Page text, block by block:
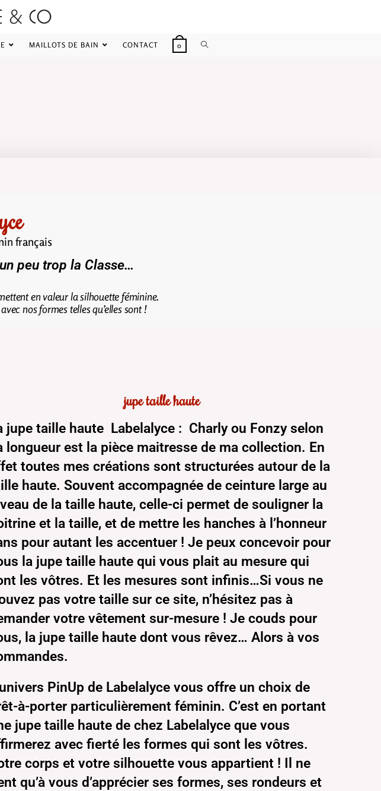
MAILLOTS DE BAIN CONTACT 0
français
peu trop la Classe…
en valeur la silhouette féminine.
nos formes telles qu’elles sont !
jupe taille haute
jupe taille haute Labelalyce : Charly ou Fonzy selon
longueur est la pièce maitresse de ma collection. En
toutes mes créations sont structurées autour de la
haute. Souvent accompagnée de ceinture large au
de la taille haute, celle-ci permet de souligner la
et la taille, et de mettre les hanches à l’honneur
pour autant les accentuer ! Je peux concevoir pour
la jupe taille haute qui vous plait au mesure qui
les vôtres. Et les mesures sont infinis…Si vous ne
pas votre taille sur ce site, n’hésitez pas à
votre vêtement sur-mesure ! Je couds pour
la jupe taille haute dont vous rêvez… Alors à vos
PinUp de Labelalyce vous offre un choix de
à-porter particulièrement féminin. C’est en portant
jupe taille haute de chez Labelalyce que vous
avec fierté les formes qui sont les vôtres.
corps et votre silhouette vous appartient ! Il ne
qu’à vous d’apprécier ses formes, ses rondeurs et